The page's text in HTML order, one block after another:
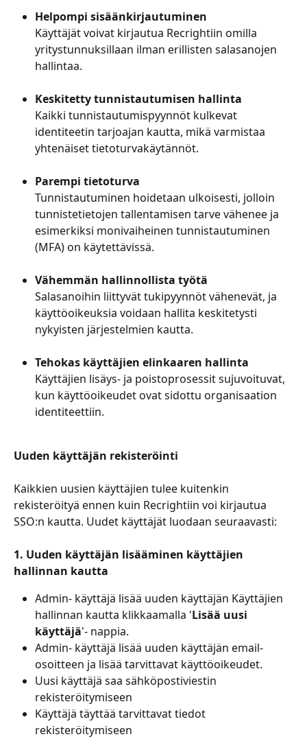
Helpompi sisäänkirjautuminen
Käyttäjät voivat kirjautua Recrightiin omilla
yritystunnuksillaan ilman erillisten salasanojen
hallintaa.
Keskitetty tunnistautumisen hallinta
Kaikki tunnistautumispyynnöt kulkevat
identiteetin tarjoajan kautta, mikä varmistaa
yhtenäiset tietoturvakäytännöt.
Parempi tietoturva
Tunnistautuminen hoidetaan ulkoisesti, jolloin
tunnistetietojen tallentamisen tarve vähenee ja
esimerkiksi monivaiheinen tunnistautuminen
(MFA) on käytettävissä.
Vähemmän hallinnollista työtä
Salasanoihin liittyvät tukipyynnöt vähenevät, ja
käyttöoikeuksia voidaan hallita keskitetysti
nykyisten järjestelmien kautta.
Tehokas käyttäjien elinkaaren hallinta
Käyttäjien lisäys- ja poistoprosessit sujuvoituvat,
kun käyttöoikeudet ovat sidottu organisaation
identiteettiin.
Uuden käyttäjän rekisteröinti
Kaikkien uusien käyttäjien tulee kuitenkin
rekisteröityä ennen kuin Recrightiin voi kirjautua
SSO:n kautta. Uudet käyttäjät luodaan seuraavasti:
1. Uuden käyttäjän lisääminen käyttäjien
hallinnan kautta
Admin- käyttäjä lisää uuden käyttäjän Käyttäjien
hallinnan kautta klikkaamalla 'Lisää uusi
käyttäjä'- nappia.
Admin- käyttäjä lisää uuden käyttäjän email-
osoitteen ja lisää tarvittavat käyttöoikeudet.
Uusi käyttäjä saa sähköpostiviestin
rekisteröitymiseen
Käyttäjä täyttää tarvittavat tiedot
rekisteröitymiseen